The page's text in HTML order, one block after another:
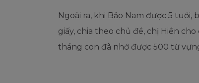
Ngoài ra, khi Bảo Nam được 5
giấy, chia theo chủ đề, chị Hiền
tháng con đã nhớ được 500 từ